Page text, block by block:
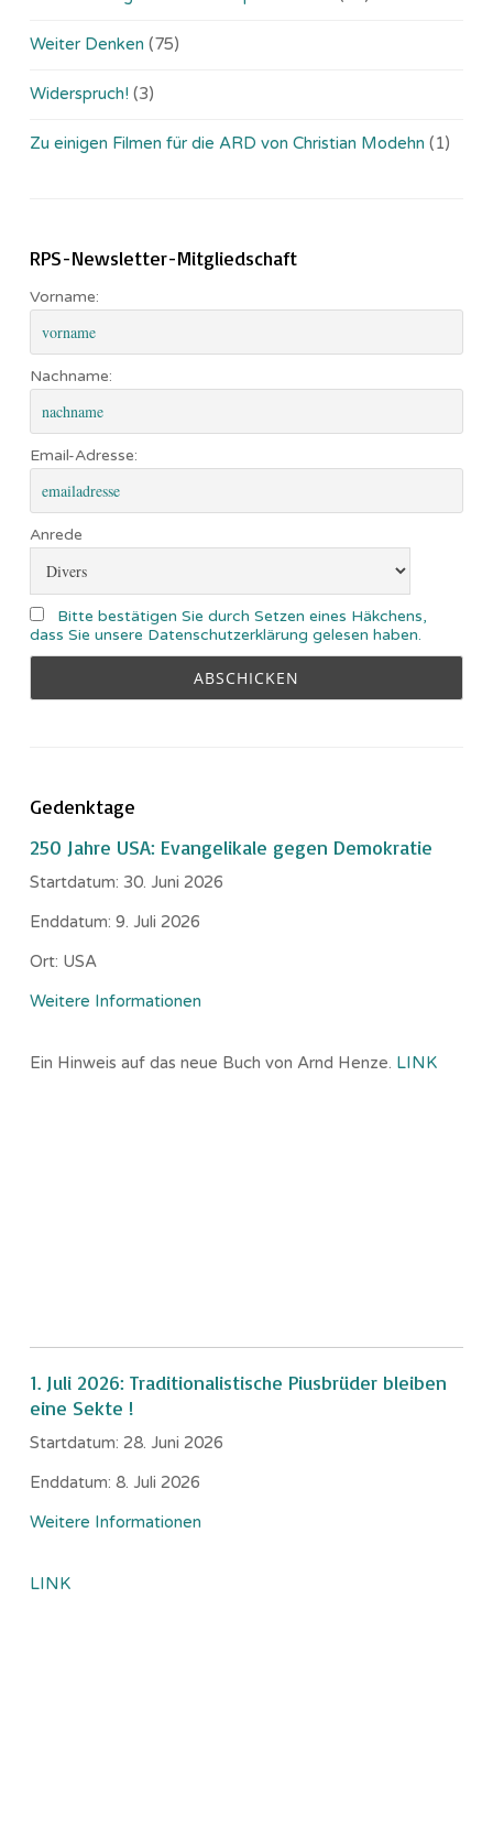
Weiter Denken (75)
Widerspruch! (3)
Zu einigen Filmen für die ARD von Christian Modehn (1)
RPS-Newsletter-Mitgliedschaft
Vorname:
Nachname:
Email-Adresse:
Anrede
Bitte bestätigen Sie durch Setzen eines Häkchens,
dass Sie unsere Datenschutzerklärung gelesen haben.
Gedenktage
250 Jahre USA: Evangelikale gegen Demokratie
Startdatum: 30. Juni 2026
Enddatum: 9. Juli 2026
Ort: USA
Weitere Informationen
Ein Hinweis auf das neue Buch von Arnd Henze. LINK
1. Juli 2026: Traditionalistische Piusbrüder bleiben
eine Sekte !
Startdatum: 28. Juni 2026
Enddatum: 8. Juli 2026
Weitere Informationen
LINK